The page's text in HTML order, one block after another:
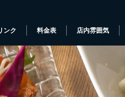
ンク 料金表 店内雰囲気